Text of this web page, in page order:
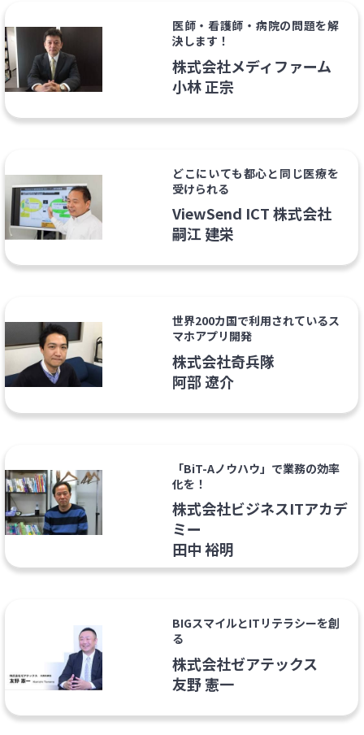
医師・看護師・病院の問題を解
決します！
株式会社メディファーム
小林 正宗
どこにいても都心と同じ医療を
受けられる
ViewSend ICT 株式会社
嗣江 建栄
世界200カ国で利用されているス
マホアプリ開発
株式会社奇兵隊
阿部 遼介
「BiT-Aノウハウ」で業務の効率
化を！
株式会社ビジネスITアカデ
ミー
田中 裕明
BIGスマイルとITリテラシーを創
る
株式会社ゼアテックス
友野 憲一